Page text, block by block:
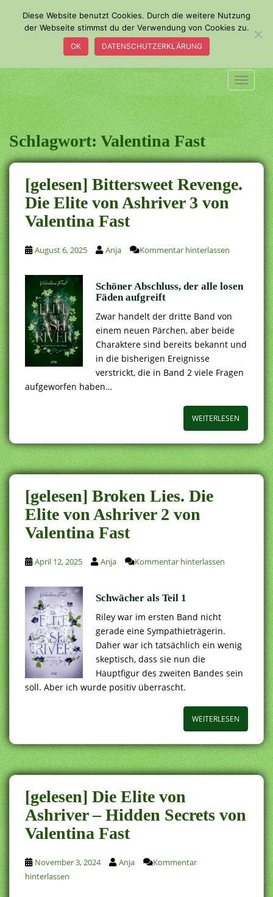
o
m
a
i
n
c
o
n
t
e
n
t
Schlagwort:Valentina Fast
[gelesen] Bittersweet Revenge.
Die Elite von Ashriver 3 von
Valentina Fast
August 6, 2025 Anja Kommentar hinterlassen
Schöner Abschluss, der alle losen
Fäden aufgreift
Zwar handelt der dritte Band von
einem neuen Pärchen, aber beide
Charaktere sind bereits bekannt und
in die bisherigen Ereignisse
verstrickt, die in Band 2 viele Fragen
aufgeworfen haben…
WEITERLESEN
[gelesen] Broken Lies. Die
Elite von Ashriver 2 von
Valentina Fast
April 12, 2025 Anja Kommentar hinterlassen
Schwächer als Teil 1
Riley war im ersten Band nicht
gerade eine Sympathieträgerin.
Daher war ich tatsächlich ein wenig
skeptisch, dass sie nun die
Hauptfigur des zweiten Bandes sein
soll. Aber ich wurde positiv überrascht.
WEITERLESEN
[gelesen] Die Elite von
Ashriver – Hidden Secrets von
Valentina Fast
November 3, 2024 Anja
Kommentar
hinterlassen
Diese Website benutzt Cookies. Durch die weitere Nutzung
der Webseite stimmst du der Verwendung von Cookies zu.
OK DATENSCHUTZERKLÄRUNG